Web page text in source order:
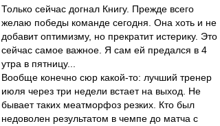
Только сейчас догнал Книгу. Прежде всего
желаю победы команде сегодня. Она хоть и не
добавит оптимизму, но прекратит истерику. Это
сейчас самое важное. Я сам ей предался в 4
утра в пятницу...
Вообще конечно сюр какой-то: лучший тренер
июля через три недели встает на выход. Не
бывает таких меатморфоз резких. Кто был
недоволен результатом в чемпе до матча с